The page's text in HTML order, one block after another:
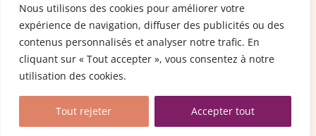
Nous utilisons des cookies pour améliorer votre
expérience de navigation, diffuser des publicités ou des
contenus personnalisés et analyser notre trafic. En
cliquant sur « Tout accepter », vous consentez à notre
utilisation des cookies.
Tout rejeter Accepter tout
Copyright © 2024 ceicis.fr |Mentions légales–
Politique de confidentialité
Agency